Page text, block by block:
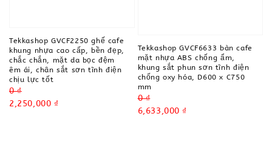
Tekkashop GVCF2250 ghế cafe
khung nhựa cao cấp, bền đẹp,
chắc chắn, mặt da bọc đệm
êm ái, chân sắt sơn tĩnh điện
chịu lực tốt
Regular
price
0 ₫
Sale
2,250,000 ₫
Tekkashop GVCF6633 bàn cafe
mặt nhựa ABS chống ẩm,
khung sắt phun sơn tĩnh điện
chống oxy hóa, D600 x C750
mm
Regular
price
0 ₫
Sale
6,633,000 ₫